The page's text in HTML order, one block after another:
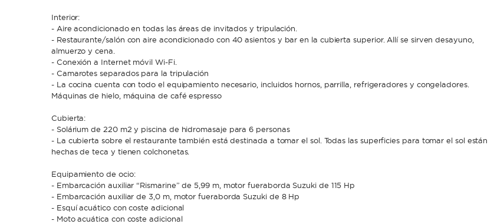
Interior:
- Aire acondicionado en todas las áreas de invitados y tripulación.
- Restaurante/salón con aire acondicionado con 40 asientos y bar en la cubierta superior. Allí se sirven desayuno,
almuerzo y cena.
- Conexión a Internet móvil Wi-Fi.
- Camarotes separados para la tripulación
- La cocina cuenta con todo el equipamiento necesario, incluidos hornos, parrilla, refrigeradores y congeladores.
Máquinas de hielo, máquina de café espresso
Cubierta:
- Solárium de 220 m2 y piscina de hidromasaje para 6 personas
- La cubierta sobre el restaurante también está destinada a tomar el sol. Todas las superficies para tomar el sol están
hechas de teca y tienen colchonetas.
Equipamiento de ocio:
- Embarcación auxiliar “Rismarine” de 5,99 m, motor fueraborda Suzuki de 115 Hp
- Embarcación auxiliar de 3,0 m, motor fueraborda Suzuki de 8 Hp
- Esquí acuático con coste adicional
- Moto acuática con coste adicional